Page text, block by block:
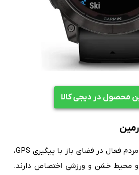
محصول در دیجی کالا
گارمین به ورزشکاران و مردم فعال در فضای باز با پیگیری GPS،
و محیط خشن و ورزشی اختصاص دارند.